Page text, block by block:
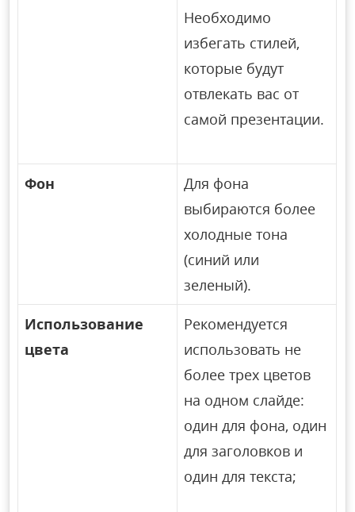
Необходимо
избегать стилей,
которые будут
отвлекать вас от
самой презентации.
Фон
Для фона
выбираются более
холодные тона
(синий или
зеленый).
Использование
цвета
Рекомендуется
использовать не
более трех цветов
на одном слайде:
один для фона, один
для заголовков и
один для текста;